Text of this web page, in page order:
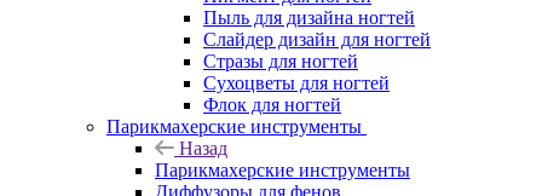
Пыль для дизайна ногтей
Слайдер дизайн для ногтей
Стразы для ногтей
Сухоцветы для ногтей
Флок для ногтей
Парикмахерские инструменты
Назад
Парикмахерские инструменты
Диффузоры для фенов